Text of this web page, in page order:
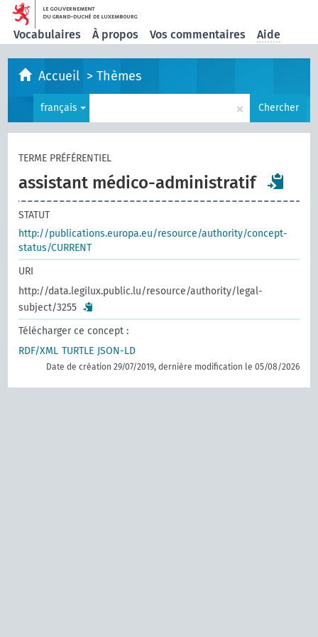
Vocabulaires À propos Vos commentaires Aide
Accueil >Thèmes
français × Chercher
TERME PRÉFÉRENTIEL
assistant médico-administratif
STATUT
http://publications.europa.eu/resource/authority/concept-
status/CURRENT
URI
http://data.legilux.public.lu/resource/authority/legal-
subject/3255
Télécharger ce concept :
RDF/XML TURTLE JSON-LD
Date de création 29/07/2019, dernière modification le 05/08/2026